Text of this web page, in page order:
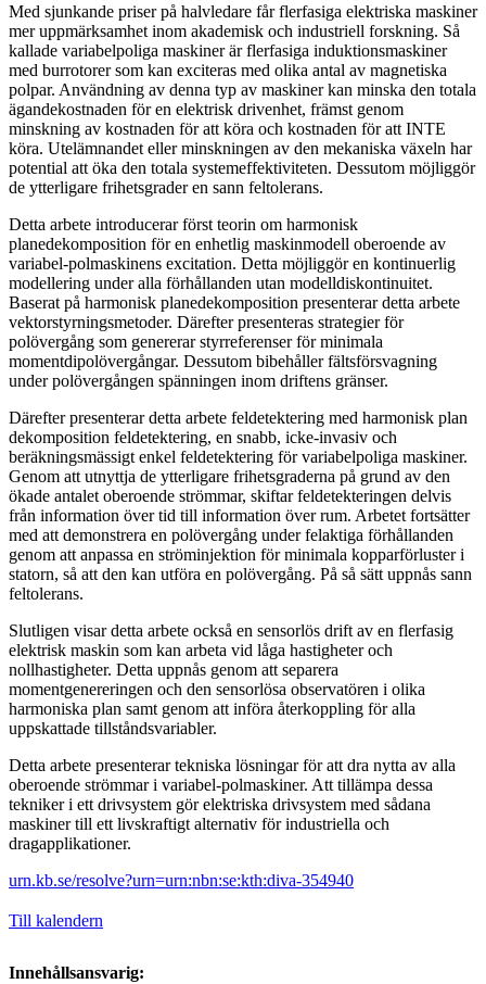
Med sjunkande priser på halvledare får flerfasiga elektriska maskiner
mer uppmärksamhet inom akademisk och industriell forskning. Så
kallade variabelpoliga maskiner är flerfasiga induktionsmaskiner
med burrotorer som kan exciteras med olika antal av magnetiska
polpar. Användning av denna typ av maskiner kan minska den totala
ägandekostnaden för en elektrisk drivenhet, främst genom
minskning av kostnaden för att köra och kostnaden för att INTE
köra. Utelämnandet eller minskningen av den mekaniska växeln har
potential att öka den totala systemeffektiviteten. Dessutom möjliggör
de ytterligare frihetsgrader en sann feltolerans.
Detta arbete introducerar först teorin om harmonisk
planedekomposition för en enhetlig maskinmodell oberoende av
variabel-polmaskinens excitation. Detta möjliggör en kontinuerlig
modellering under alla förhållanden utan modelldiskontinuitet.
Baserat på harmonisk planedekomposition presenterar detta arbete
vektorstyrningsmetoder. Därefter presenteras strategier för
polövergång som genererar styrreferenser för minimala
momentdipolövergångar. Dessutom bibehåller fältsförsvagning
under polövergången spänningen inom driftens gränser.
Därefter presenterar detta arbete feldetektering med harmonisk plan
dekomposition feldetektering, en snabb, icke-invasiv och
beräkningsmässigt enkel feldetektering för variabelpoliga maskiner.
Genom att utnyttja de ytterligare frihetsgraderna på grund av den
ökade antalet oberoende strömmar, skiftar feldetekteringen delvis
från information över tid till information över rum. Arbetet fortsätter
med att demonstrera en polövergång under felaktiga förhållanden
genom att anpassa en ströminjektion för minimala kopparförluster i
statorn, så att den kan utföra en polövergång. På så sätt uppnås sann
feltolerans.
Slutligen visar detta arbete också en sensorlös drift av en flerfasig
elektrisk maskin som kan arbeta vid låga hastigheter och
nollhastigheter. Detta uppnås genom att separera
momentgenereringen och den sensorlösa observatören i olika
harmoniska plan samt genom att införa återkoppling för alla
uppskattade tillståndsvariabler.
Detta arbete presenterar tekniska lösningar för att dra nytta av alla
oberoende strömmar i variabel-polmaskiner. Att tillämpa dessa
tekniker i ett drivsystem gör elektriska drivsystem med sådana
maskiner till ett livskraftigt alternativ för industriella och
dragapplikationer.
urn.kb.se/resolve?urn=urn:nbn:se:kth:diva-354940
Till kalendern
Innehållsansvarig: